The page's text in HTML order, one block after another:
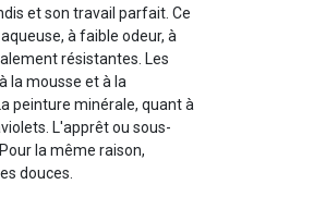
et son travail parfait. Ce
à faible odeur, à
résistantes. Les
la mousse et à la
peinture minérale, quant à
L'apprêt ou sous-
la même raison,
douces.